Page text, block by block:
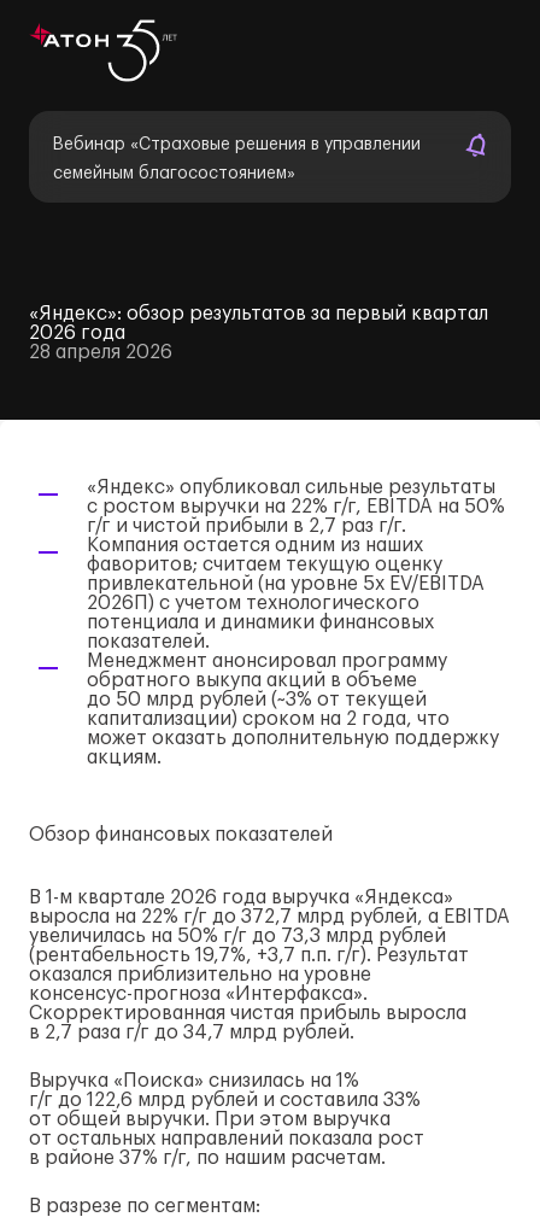
Вебинар «Страховые решения в управлении
семейным благосостоянием»
«Яндекс»: обзор результатов за первый квартал
2026 года
28 апреля 2026
«Яндекс» опубликовал сильные результаты
с ростом выручки на 22% г/г, EBITDA на 50%
г/г и чистой прибыли в 2,7 раз г/г.
Компания остается одним из наших
фаворитов; считаем текущую оценку
привлекательной (на уровне 5x EV/EBITDA
2026П) с учетом технологического
потенциала и динамики финансовых
показателей.
Менеджмент анонсировал программу
обратного выкупа акций в объеме
до 50 млрд рублей (~3% от текущей
капитализации) сроком на 2 года, что
может оказать дополнительную поддержку
акциям.
Обзор финансовых показателей
В 1-м квартале 2026 года выручка «Яндекса»
выросла на 22% г/г до 372,7 млрд рублей, а EBITDA
увеличилась на 50% г/г до 73,3 млрд рублей
(рентабельность 19,7%, +3,7 п.п. г/г). Результат
оказался приблизительно на уровне
консенсус-прогноза «Интерфакса».
Скорректированная чистая прибыль выросла
в 2,7 раза г/г до 34,7 млрд рублей.
Выручка «Поиска» снизилась на 1%
г/г до 122,6 млрд рублей и составила 33%
от общей выручки. При этом выручка
от остальных направлений показала рост
в районе 37% г/г, по нашим расчетам.
В разрезе по сегментам: